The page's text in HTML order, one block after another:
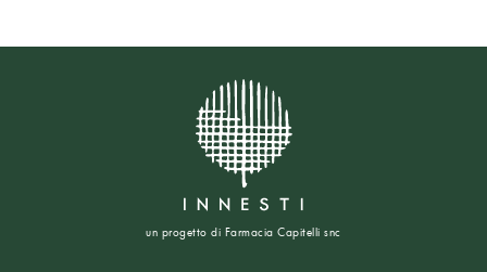
un progetto di Farmacia Capitelli snc